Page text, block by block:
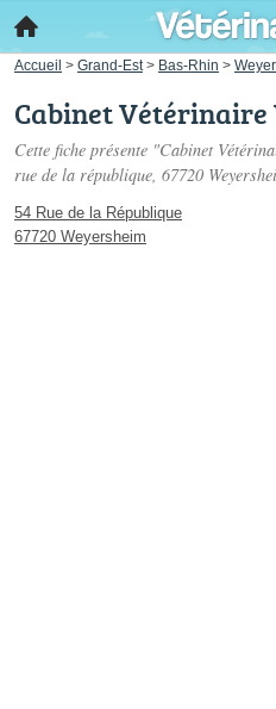
Accueil > Grand-Est > Bas-Rhin >
Cabinet
Cette fiche présente "Cabinet
rue de la république, 67720
54 Rue de la République
67720 Weyersheim